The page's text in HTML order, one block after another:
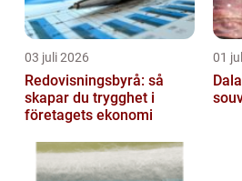
03 juli 2026
Redovisningsbyrå: så
skapar du trygghet i
företagets ekonomi
01